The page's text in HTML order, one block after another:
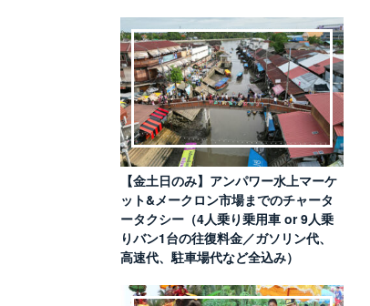
【金土日のみ】アンパワー水上マーケ
ット&メークロン市場までのチャータ
ータクシー（4人乗り乗用車 or 9人乗
りバン1台の往復料金／ガソリン代、
高速代、駐車場代など全込み）